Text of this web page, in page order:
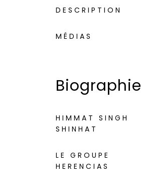
DESCRIPTION
MÉDIAS
Biographie
HIMMAT SINGH
SHINHAT
LE GROUPE
HERENCIAS